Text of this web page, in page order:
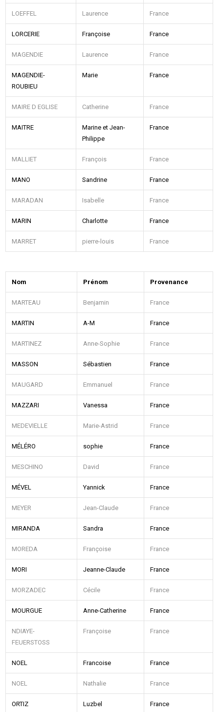
LOEFFEL Laurence France
LORCERIE Françoise France
MAGENDIE Laurence France
MAGENDIE-
ROUBIEU
Marie France
MAIRE D EGLISE Catherine France
MAITRE
Marine et Jean-
Philippe
France
MALLIET François France
MANO Sandrine France
MARADAN Isabelle France
MARIN Charlotte France
MARRET pierre-louis France
Nom Prénom Provenance
MARTEAU Benjamin France
MARTIN A-M France
MARTINEZ Anne-Sophie France
MASSON Sébastien France
MAUGARD Emmanuel France
MAZZARI Vanessa France
MEDEVIELLE Marie-Astrid France
MÉLÉRO sophie France
MESCHINO David France
MÉVEL Yannick France
MEYER Jean-Claude France
MIRANDA Sandra France
MOREDA Françoise France
MORI Jeanne-Claude France
MORZADEC Cécile France
MOURGUE Anne-Catherine France
NDIAYE-
FEUERSTOSS
Françoise France
NOEL Francoise France
NOEL Nathalie France
ORTIZ Luzbel France